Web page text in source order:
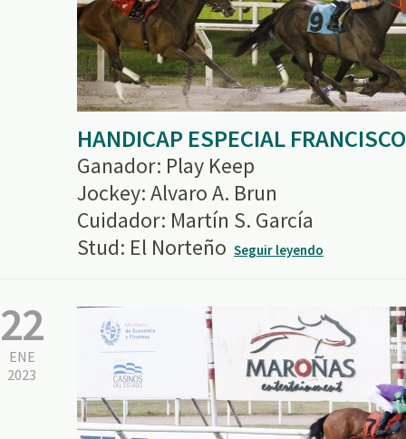
HANDICAP ESPECIAL
Ganador: Play Keep
Jockey: Alvaro A. Brun
Cuidador: Martín S. García
Stud: El Norteño Seguir leyendo
22
ENE
2023